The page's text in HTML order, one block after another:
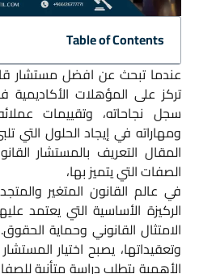
Table of Contents
عندما تبحث عن افضل مستشار
تركز على المؤهلات
سجل نجاحاته، وتقييمات
ومهاراته في إيجاد الحلول التي
المقال التعريف بالمستشار
الصفات التي يتميز بها،
في عالم القانون المتغير
الركيزة الأساسية التي يعتمد
الامتثال القانوني وحماية
وتعقيداتها، يصبح اختيار
الأهمية يتطلب دراسة متأنية